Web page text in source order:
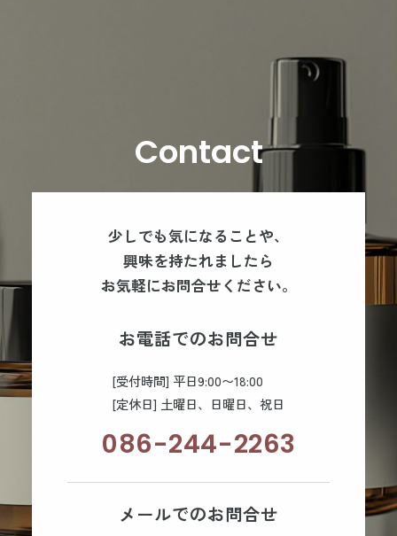
Contact
少しでも気になることや、
興味を持たれましたら
お気軽にお問合せください。
お電話でのお問合せ
[受付時間] 平日9:00〜18:00
[定休日] 土曜日、日曜日、祝日
086-244-2263
メールでのお問合せ